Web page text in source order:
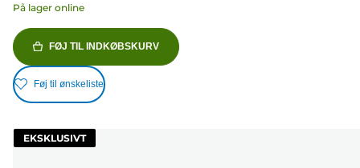
På lager online
FØJ TIL INDKØBSKURV
Føj til ønskeliste
EKSKLUSIVT